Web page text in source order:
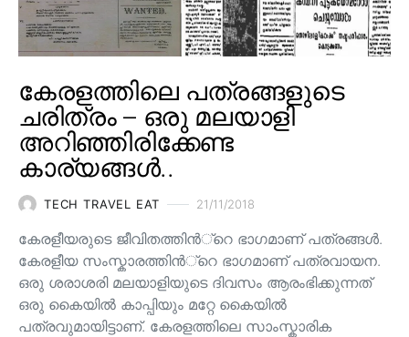
കേരളത്തിലെ പത്രങ്ങളുടെ
ചരിത്രം – ഒരു മലയാളി
അറിഞ്ഞിരിക്കേണ്ട
കാര്യങ്ങൾ..
TECH TRAVEL EAT 21/11/2018
കേരളീയരുടെ ജീവിതത്തിന്‍്റെ ഭാഗമാണ് പത്രങ്ങള്‍.
കേരളീയ സംസ്കാരത്തിന്‍്റെ ഭാഗമാണ് പത്രവായന.
ഒരു ശരാശരി മലയാളിയുടെ ദിവസം ആരംഭിക്കുന്നത്
ഒരു കൈയില്‍ കാപ്പിയും മറ്റേ കൈയില്‍
പത്രവുമായിട്ടാണ്. കേരളത്തിലെ സാംസ്കാരിക